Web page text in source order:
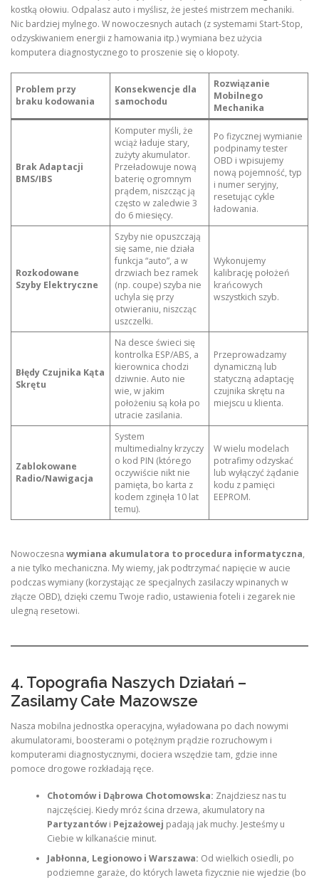
kostką ołowiu. Odpalasz auto i myślisz, że jesteś mistrzem mechaniki.
Nic bardziej mylnego. W nowoczesnych autach (z systemami Start-Stop,
odzyskiwaniem energii z hamowania itp.) wymiana bez użycia
komputera diagnostycznego to proszenie się o kłopoty.
Problem przy
braku kodowania
Konsekwencje dla
samochodu
Rozwiązanie
Mobilnego
Mechanika
Brak Adaptacji
BMS/IBS
Komputer myśli, że
wciąż ładuje stary,
zużyty akumulator.
Przeładowuje nową
baterię ogromnym
prądem, niszcząc ją
często w zaledwie 3
do 6 miesięcy.
Po fizycznej wymianie
podpinamy tester
OBD i wpisujemy
nową pojemność, typ
i numer seryjny,
resetując cykle
ładowania.
Rozkodowane
Szyby Elektryczne
Szyby nie opuszczają
się same, nie działa
funkcja “auto”, a w
drzwiach bez ramek
(np. coupe) szyba nie
uchyla się przy
otwieraniu, niszcząc
uszczelki.
Wykonujemy
kalibrację położeń
krańcowych
wszystkich szyb.
Błędy Czujnika Kąta
Skrętu
Na desce świeci się
kontrolka ESP/ABS, a
kierownica chodzi
dziwnie. Auto nie
wie, w jakim
położeniu są koła po
utracie zasilania.
Przeprowadzamy
dynamiczną lub
statyczną adaptację
czujnika skrętu na
miejscu u klienta.
Zablokowane
Radio/Nawigacja
System
multimedialny krzyczy
o kod PIN (którego
oczywiście nikt nie
pamięta, bo karta z
kodem zginęła 10 lat
temu).
W wielu modelach
potrafimy odzyskać
lub wyłączyć żądanie
kodu z pamięci
EEPROM.
Nowoczesna wymiana akumulatora to procedura informatyczna,
a nie tylko mechaniczna. My wiemy, jak podtrzymać napięcie w aucie
podczas wymiany (korzystając ze specjalnych zasilaczy wpinanych w
złącze OBD), dzięki czemu Twoje radio, ustawienia foteli i zegarek nie
ulegną resetowi.
4. Topografia Naszych Działań –
Zasilamy Całe Mazowsze
Nasza mobilna jednostka operacyjna, wyładowana po dach nowymi
akumulatorami, boosterami o potężnym prądzie rozruchowym i
komputerami diagnostycznymi, dociera wszędzie tam, gdzie inne
pomoce drogowe rozkładają ręce.
Chotomów i Dąbrowa Chotomowska: Znajdziesz nas tu
najczęściej. Kiedy mróz ścina drzewa, akumulatory na
Partyzantówi Pejzażowej padają jak muchy. Jesteśmy u
Ciebie w kilkanaście minut.
Jabłonna, Legionowo i Warszawa: Od wielkich osiedli, po
podziemne garaże, do których laweta fizycznie nie wjedzie (bo